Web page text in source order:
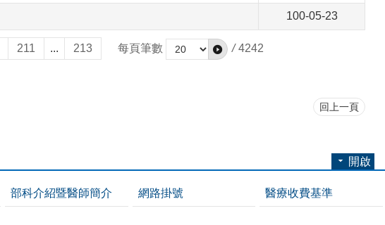
100-05-23
211 ... 213 每頁筆數 / 4242
回上一頁
開啟
部科介紹暨醫師簡介 網路掛號 醫療收費基準